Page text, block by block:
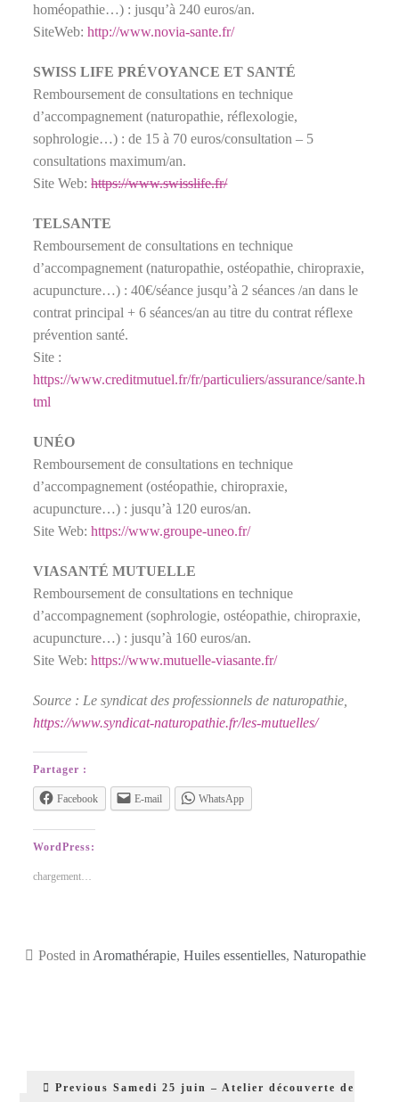
homéopathie…) : jusqu’à 240 euros/an.
SiteWeb:http://www.novia-sante.fr/
SWISS LIFE PRÉVOYANCE ET SANTÉ
Remboursement de consultations en technique
d’accompagnement (naturopathie, réflexologie,
sophrologie…) : de 15 à 70 euros/consultation – 5
consultations maximum/an.
Site Web:https://www.swisslife.fr/
TELSANTE
Remboursement de consultations en technique
d’accompagnement (naturopathie, ostéopathie, chiropraxie,
acupuncture…) : 40€/séance jusqu’à 2 séances /an dans le
contrat principal + 6 séances/an au titre du contrat réflexe
prévention santé.
Site :
https://www.creditmutuel.fr/fr/particuliers/assurance/sante.h
tml
UNÉO
Remboursement de consultations en technique
d’accompagnement (ostéopathie, chiropraxie,
acupuncture…) : jusqu’à 120 euros/an.
Site Web:https://www.groupe-uneo.fr/
VIASANTÉ MUTUELLE
Remboursement de consultations en technique
d’accompagnement (sophrologie, ostéopathie, chiropraxie,
acupuncture…) : jusqu’à 160 euros/an.
Site Web:https://www.mutuelle-viasante.fr/
Source : Le syndicat des professionnels de naturopathie,
https://www.syndicat-naturopathie.fr/les-mutuelles/
Partager :
Facebook E-mail WhatsApp
WordPress:
chargement…
Posted in Aromathérapie, Huiles essentielles, Naturopathie
Previous Samedi 25 juin – Atelier découverte de